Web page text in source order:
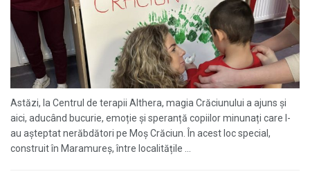
Astăzi, la Centrul de terapii Althera, magia Crăciunului a ajuns și
aici, aducând bucurie, emoție și speranță copiilor minunați care l-
au așteptat nerăbdători pe Moș Crăciun. În acest loc special,
construit în Maramureș, între localitățile ...